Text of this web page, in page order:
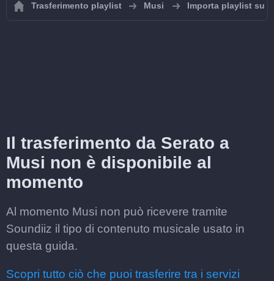
Trasferimento playlist Musi Importa playlist su
Il trasferimento da Serato a
Musi non è disponibile al
momento
Al momento Musi non può ricevere tramite
Soundiiz il tipo di contenuto musicale usato in
questa guida.
Scopri tutto ciò che puoi trasferire tra i servizi